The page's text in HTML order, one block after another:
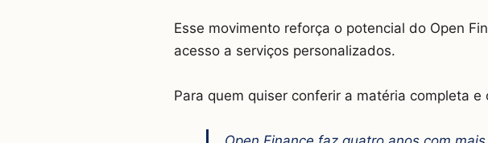
Esse movimento reforça o potencial do Open
acesso a serviços personalizados.
Para quem quiser conferir a matéria completa